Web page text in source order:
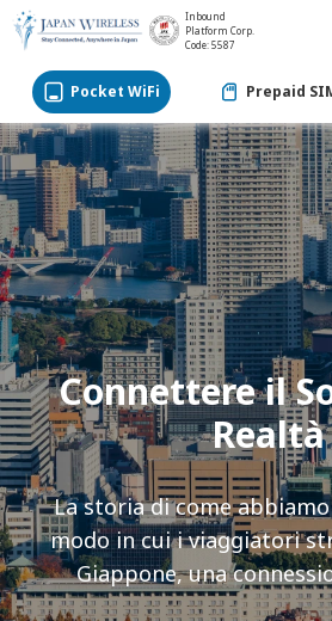
Inbound
Platform Corp.
Code: 5587
Pocket WiFi Prepaid
Connettere il
Realtà
La storia di come
modo in cui i viaggiatori
Giappone, una